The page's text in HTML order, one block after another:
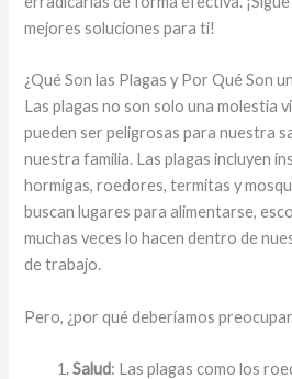
mejores soluciones para ti!
¿Qué Son las Plagas y Por Qué Son
Las plagas no son solo una molestia
pueden ser peligrosas para nuestra
nuestra familia. Las plagas incluyen
hormigas, roedores, termitas y
buscan lugares para alimentarse,
muchas veces lo hacen dentro de
de trabajo.
Pero, ¿por qué deberíamos
Salud: Las plagas como los